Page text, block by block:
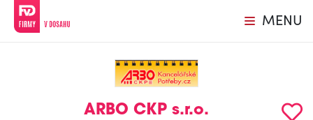
MENU
ARBO CKP s.r.o.